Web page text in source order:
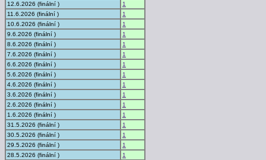
12.6.2026 (finální )
1
11.6.2026 (finální )
1
10.6.2026 (finální )
1
9.6.2026 (finální )
1
8.6.2026 (finální )
1
7.6.2026 (finální )
1
6.6.2026 (finální )
1
5.6.2026 (finální )
1
4.6.2026 (finální )
1
3.6.2026 (finální )
1
2.6.2026 (finální )
1
1.6.2026 (finální )
1
31.5.2026 (finální )
1
30.5.2026 (finální )
1
29.5.2026 (finální )
1
28.5.2026 (finální )
1